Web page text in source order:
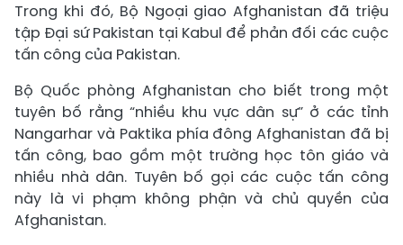
Trong khi đó, Bộ Ngoại giao Afghanistan đã triệu
tập Đại sứ Pakistan tại Kabul để phản đối các cuộc
tấn công của Pakistan.
Bộ Quốc phòng Afghanistan cho biết trong một
tuyên bố rằng “nhiều khu vực dân sự” ở các tỉnh
Nangarhar và Paktika phía đông Afghanistan đã bị
tấn công, bao gồm một trường học tôn giáo và
nhiều nhà dân. Tuyên bố gọi các cuộc tấn công
này là vi phạm không phận và chủ quyền của
Afghanistan.